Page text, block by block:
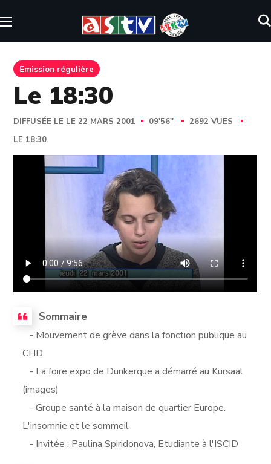
Emission régulière
Le 18:30
DIFFUSÉE LE LE 22 MARS 2001 09'56''
2692 VUES
LE 18:30
Sommaire
- Mouvement de grève dans la fonction publique au
CHD
- La foire expo de Dunkerque a démarré au Kursaal
(images)
- Groupe santé à la maison de quartier Europe.
L'insomnie et le sommeil
- Invitée : Paulina Spiridonova, Etudiante à l'ISCID